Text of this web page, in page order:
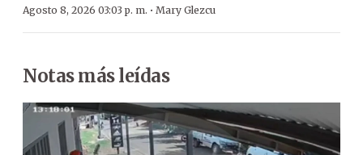
Agosto 8, 2026 03:03 p. m. · Mary Glezcu
Notas más leídas